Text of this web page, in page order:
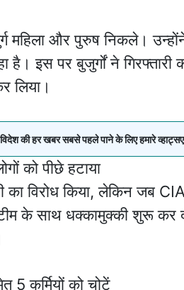
और पुरुष निकले।
है। इस पर बुजुर्गों ने
लिया।
विदेश की हर खबर सबसे पहले पाने के लिए हमारे
को पीछे हटाया
का विरोध किया, लेकिन जब
के साथ धक्कामुक्की शुरू कर
5 कर्मियों को चोटें